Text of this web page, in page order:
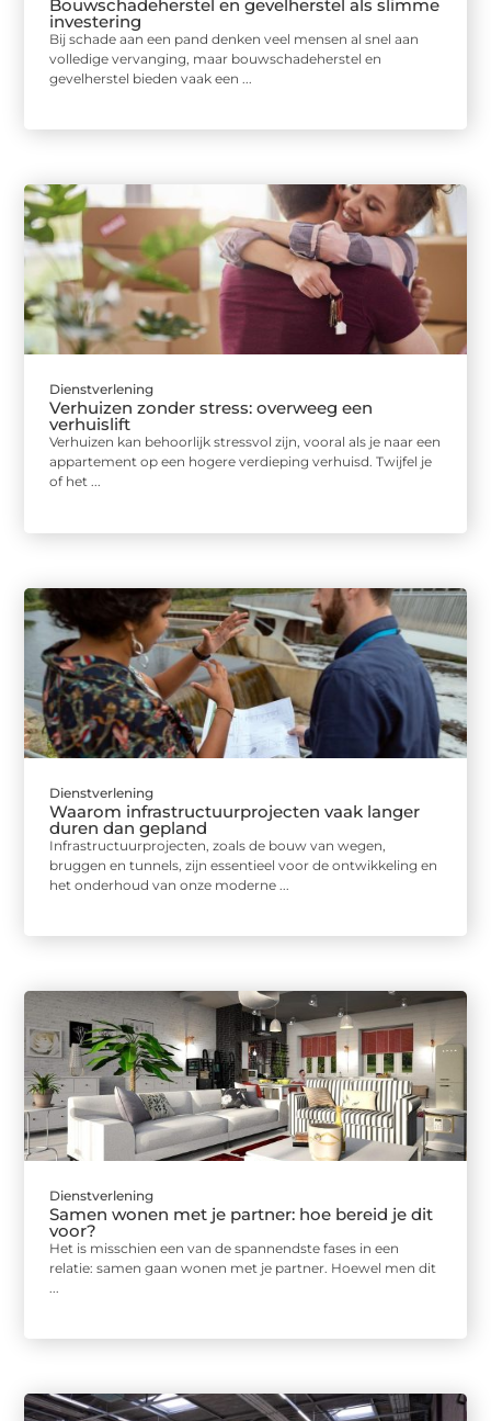
Bouwschadeherstel en gevelherstel als slimme
investering
Bij schade aan een pand denken veel mensen al snel aan
volledige vervanging, maar bouwschadeherstel en
gevelherstel bieden vaak een ...
Dienstverlening
Verhuizen zonder stress: overweeg een
verhuislift
Verhuizen kan behoorlijk stressvol zijn, vooral als je naar een
appartement op een hogere verdieping verhuisd. Twijfel je
of het ...
Dienstverlening
Waarom infrastructuurprojecten vaak langer
duren dan gepland
Infrastructuurprojecten, zoals de bouw van wegen,
bruggen en tunnels, zijn essentieel voor de ontwikkeling en
het onderhoud van onze moderne ...
Dienstverlening
Samen wonen met je partner: hoe bereid je dit
voor?
Het is misschien een van de spannendste fases in een
relatie: samen gaan wonen met je partner. Hoewel men dit